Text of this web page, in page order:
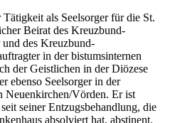
als Seelsorger für die St.
Beirat des Kreuzbund-
des Kreuzbund-
in der bistumsinternen
der Geistlichen in der Diözese
ebenso Seelsorger in der
Vörden. Er ist
seiner Entzugsbehandlung, die
absolviert hat, abstinent.